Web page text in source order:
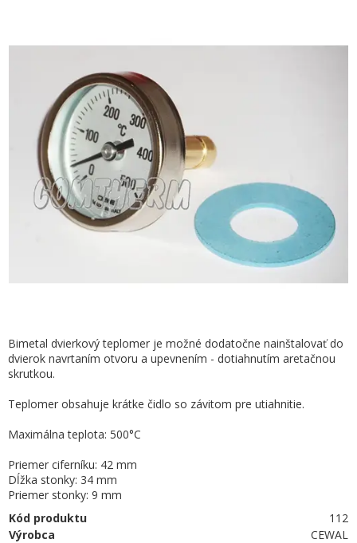
Bimetal dvierkový teplomer je možné dodatočne nainštalovať do
dvierok navrtaním otvoru a upevnením - dotiahnutím aretačnou
skrutkou.
Teplomer obsahuje krátke čidlo so závitom pre utiahnitie.
Maximálna teplota: 500°C
Priemer ciferníku: 42 mm
Dĺžka stonky: 34 mm
Priemer stonky: 9 mm
Kód produktu
112
Výrobca
CEWAL